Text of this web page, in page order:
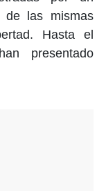
de las mismas
Hasta el
presentado